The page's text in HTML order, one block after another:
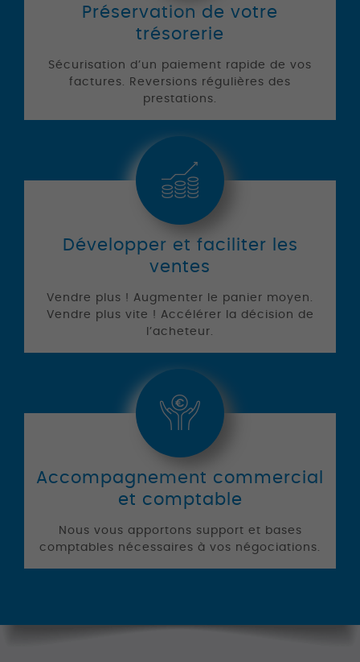
Préservation de votre
trésorerie
Sécurisation d’un paiement rapide de vos
factures. Reversions régulières des
prestations.
Développer et faciliter les
ventes
Vendre plus ! Augmenter le panier moyen.
Vendre plus vite ! Accélérer la décision de
l’acheteur.
Accompagnement commercial
et comptable
Nous vous apportons support et bases
comptables nécessaires à vos négociations.